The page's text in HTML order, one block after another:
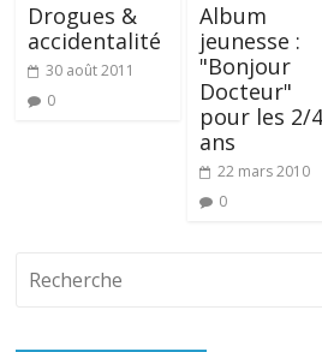
Drogues &
accidentalité
30 août 2011
0
Album
jeunesse :
"Bonjour
Docteur"
pour les 2/4
ans
22 mars 2010
0